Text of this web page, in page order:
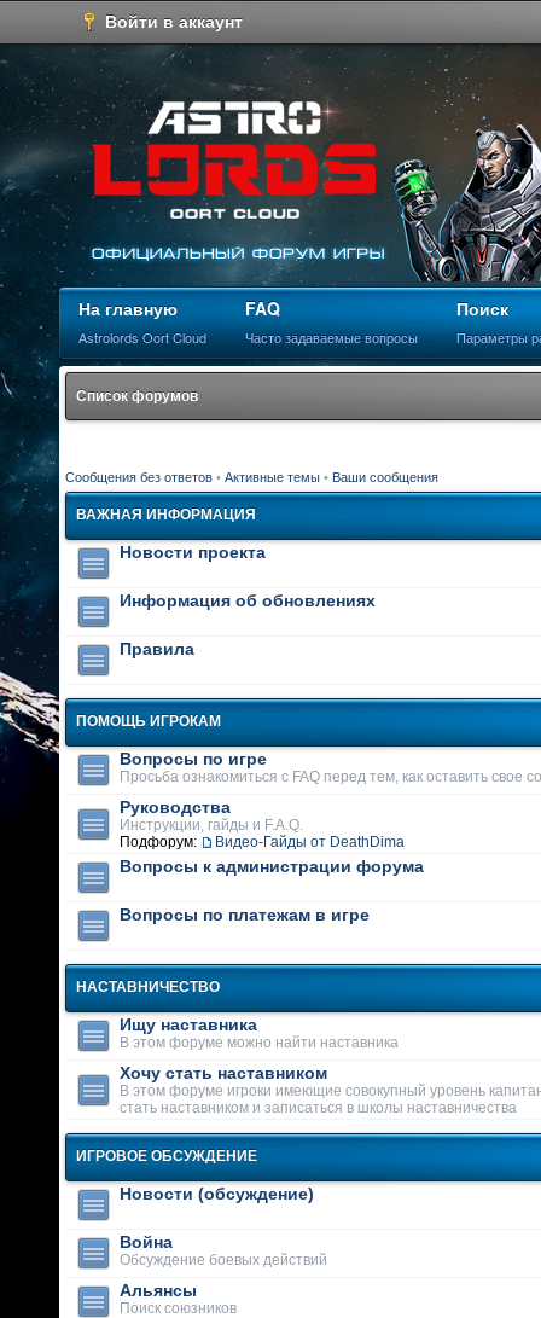
Войти в аккаунт
На главную
Astrolords Oort Cloud
FAQ
Часто задаваемые вопросы
Поиск
Параметры
Список форумов
Сообщения без ответов • Активные темы • Ваши сообщения
ВАЖНАЯ ИНФОРМАЦИЯ
Новости проекта
Информация об обновлениях
Правила
ПОМОЩЬ ИГРОКАМ
Вопросы по игре
Просьба ознакомиться с FAQ перед тем, как оставить свое
Руководства
Инструкции, гайды и F.A.Q.
Подфорум:
Видео-Гайды от DeathDima
Вопросы к администрации форума
Вопросы по платежам в игре
НАСТАВНИЧЕСТВО
Ищу наставника
В этом форуме можно найти наставника
Хочу стать наставником
В этом форуме игроки имеющие совокупный уровень
стать наставником и записаться в школы наставничества
ИГРОВОЕ ОБСУЖДЕНИЕ
Новости (обсуждение)
Война
Обсуждение боевых действий
Альянсы
Поиск союзников